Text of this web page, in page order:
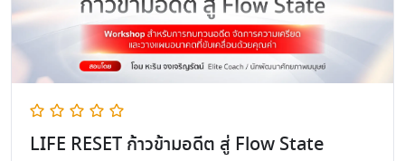
LIFE RESET ก้าวข้ามอดีต สู่ Flow State